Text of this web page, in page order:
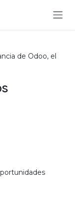
de Odoo, el